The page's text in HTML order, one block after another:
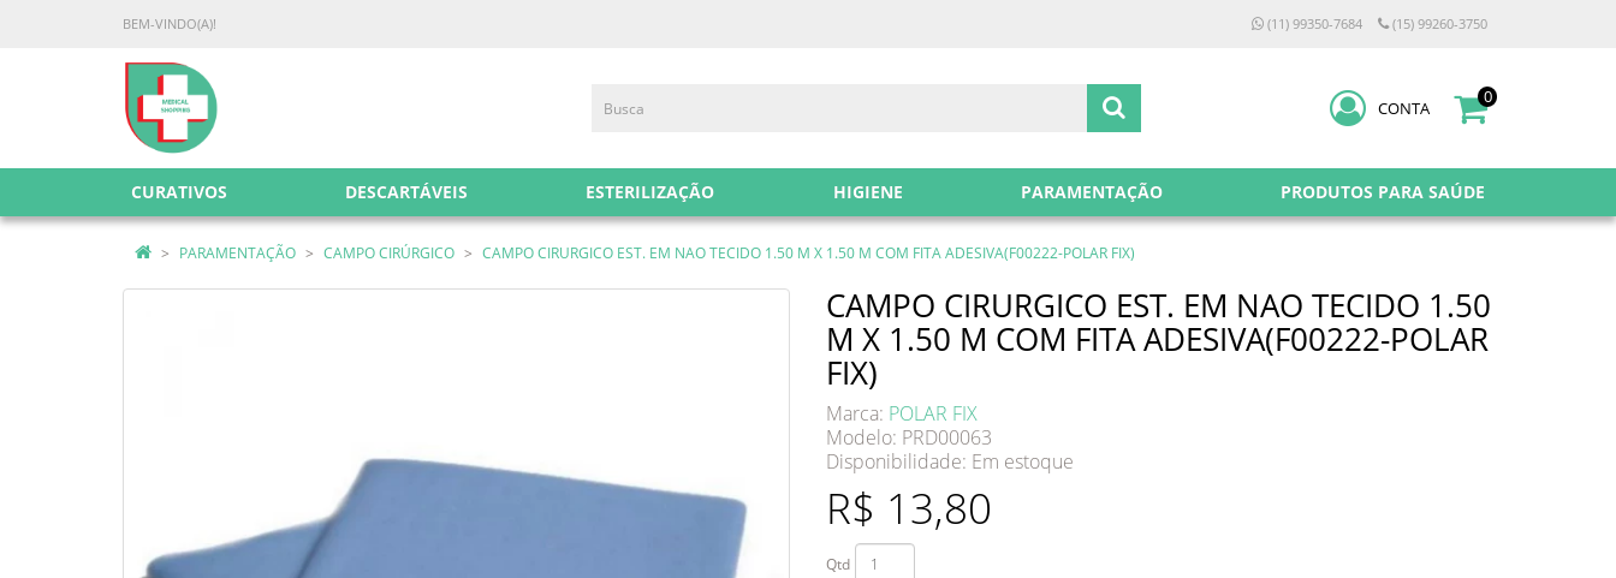
BEM-VINDO(A)! (11) 99350-7684 (15) 99260-3750
CONTA
0
CURATIVOS DESCARTÁVEIS ESTERILIZAÇÃO HIGIENE PARAMENTAÇÃO PRODUTOS PARA SAÚDE
PARAMENTAÇÃO CAMPO CIRÚRGICO CAMPO CIRURGICO EST. EM NAO TECIDO 1.50 M X 1.50 M COM FITA ADESIVA(F00222-POLAR FIX)
CAMPO CIRURGICO EST. EM NAO TECIDO 1.50
M X 1.50 M COM FITA ADESIVA(F00222-POLAR
FIX)
Marca: POLAR FIX
Modelo: PRD00063
Disponibilidade: Em estoque
R$ 13,80
Qtd